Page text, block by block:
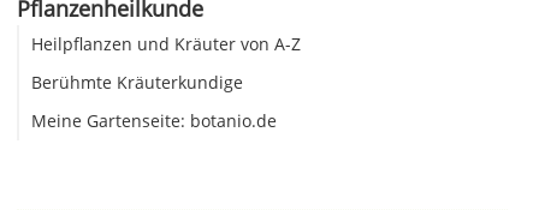
Pflanzenheilkunde
Heilpflanzen und Kräuter von A-Z
Berühmte Kräuterkundige
Meine Gartenseite: botanio.de